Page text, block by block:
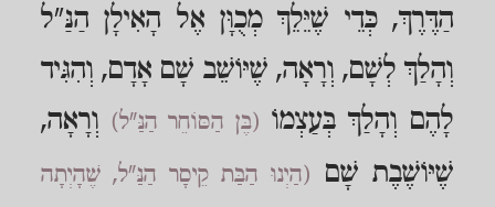
הַדֶּרֶךְ, כְּדֵי שֶׁיֵּלֵךְ מְכֻוָּן אֶל הָאִילָן הַנַּ"ל
וְהָלַךְ לְשָׁם, וְרָאָה, שֶׁיּוֹשֵׁב שָׁם אָדָם, וְהִגִּיד
לָהֶם וְהָלַךְ בְּעַצְמוֹ (בֶּן הַסּוֹחֵר הַנַּ"ל) וְרָאָה,
שֶׁיּוֹשֶׁבֶת שָׁם (הַיְנוּ הַבַּת קֵיסָר הַנַּ"ל, שֶׁהָיְתָה